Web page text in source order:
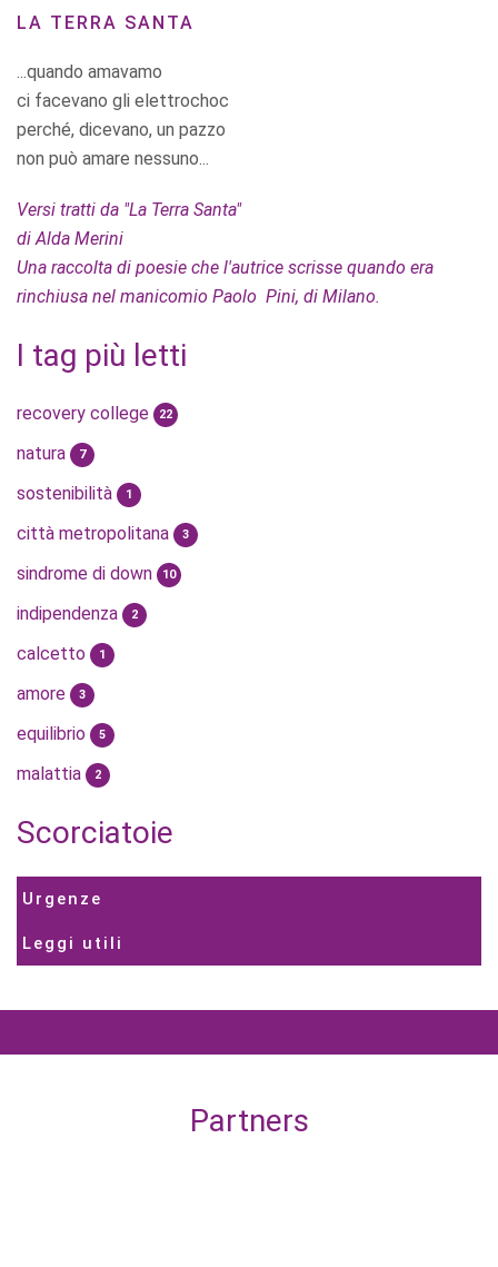
LA TERRA SANTA
...quando amavamo
ci facevano gli elettrochoc
perché, dicevano, un pazzo
non può amare nessuno...
Versi tratti da "La Terra Santa"
di Alda Merini
Una raccolta di poesie che l'autrice scrisse quando era
rinchiusa nel manicomio Paolo Pini, di Milano.
I tag più letti
recovery college 22
natura 7
sostenibilità 1
città metropolitana 3
sindrome di down 10
indipendenza 2
calcetto 1
amore 3
equilibrio 5
malattia 2
Scorciatoie
Urgenze
Leggi utili
Partners